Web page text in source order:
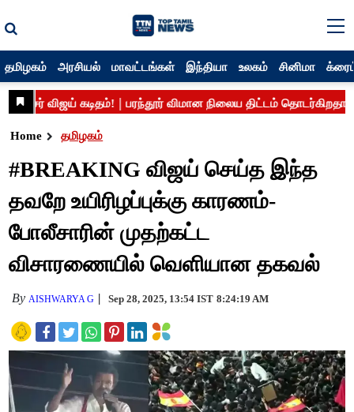
தமிழகம் அரசியல் மாவட்டங்கள் இந்தியா உலகம் சினிமா
Home தமிழகம்
#BREAKING விஜய் செய்த இந்த
தவறே உயிரிழப்புக்கு காரணம்-
போலீசாரின் முதற்கட்ட
விசாரணையில் வெளியான தகவல்
By AISHWARYA G Sep 28, 2025, 13:54 IST 8:24:19 AM